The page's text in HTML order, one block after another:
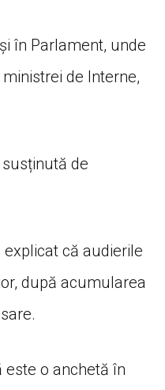
în Parlament, unde
de Interne,
de
că audierile
după acumularea
este o anchetă în